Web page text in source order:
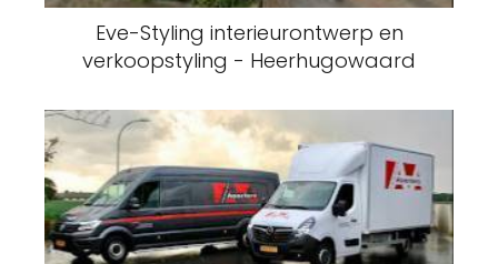
Eve-Styling interieurontwerp en
verkoopstyling - Heerhugowaard